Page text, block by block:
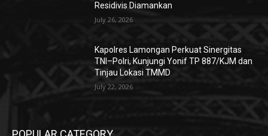
Residivis Diamankan
July 26, 2026
Kapolres Lamongan Perkuat Sinergitas
TNI–Polri, Kunjungi Yonif TP 887/KJM dan
Tinjau Lokasi TMMD
July 22, 2026